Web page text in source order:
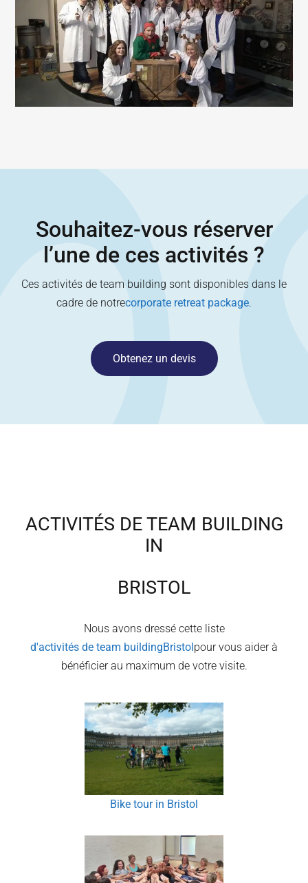
Souhaitez-vous réserver
l’une de ces activités ?
Ces activités de team building sont disponibles dans le
cadre de notrecorporate retreat package.
Obtenez un devis
ACTIVITÉS DE TEAM BUILDING
IN
BRISTOL
Nous avons dressé cette liste
d'activités de team buildingBristolpour vous aider à
bénéficier au maximum de votre visite.
Bike tour in Bristol